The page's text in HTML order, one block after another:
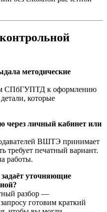
методические
СПбГУПТД к оформлению
которые
через личный кабинет или
ВШТЭ принимает
требует печатный вариант.
работы.
уточняющие
разбор —
готовим краткий